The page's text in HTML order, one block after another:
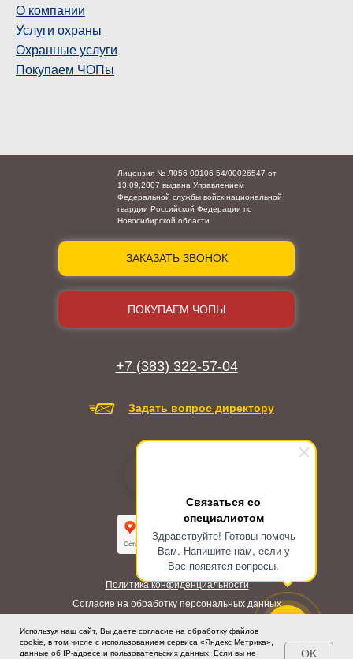
Связаться со
специалистом
Здравствуйте! Готовы помочь
Вам. Напишите нам, если у
Вас появятся вопросы.
О компании
Услуги охраны
Охранные услуги
Покупаем ЧОПы
Лицензия № Л056-00106-54/00026547 от
13.09.2007 выдана Управлением
Федеральной службы войск национальной
гвардии Российской Федерации по
Новосибирской области
ЗАКАЗАТЬ ЗВОНОК
Политика конфиденциальности
Согласие на обработку персональных данных
Будьте под охраной сильных!
+7 (383) 322-57-04
Задать вопрос директору
ПОКУПАЕМ ЧОПЫ
Используя наш сайт, Вы даете согласие на обработку файлов
cookie, в том числе с использованием сервиса «Яндекс Метрика»,
данные об IP-адресе и пользовательских данных. Если вы не
OK